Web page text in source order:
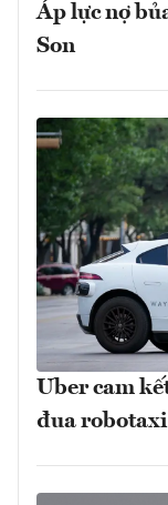
Áp lực nợ
Son
Uber cam
đua robotaxi